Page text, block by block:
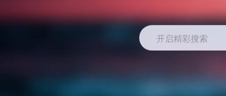
开启精彩搜索